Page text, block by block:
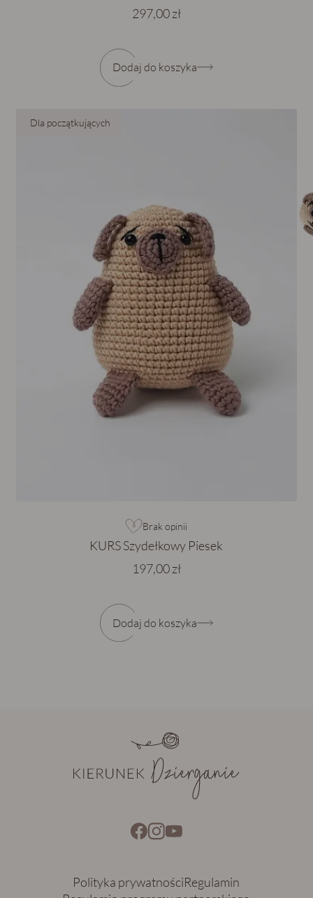
297,00 zł
Dodaj do koszyka
Dla początkujących
Brak opinii
KURS Szydełkowy Piesek
197,00 zł
Dodaj do koszyka
Polityka prywatnościRegulamin